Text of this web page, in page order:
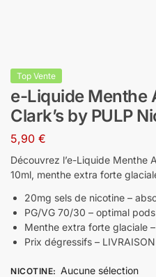
Top Vente
e-Liquide Menthe
Clark’s by PULP
5,90 €
Découvrez l’e-Liquide Menthe
10ml, menthe extra forte
20mg sels de nicotine –
PG/VG 70/30 – optimal
Menthe extra forte glaciale
Prix dégressifs –
NICOTINE: Aucune sélection